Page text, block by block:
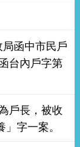
函中市民戶
台內戶字第
戶長，被收
字一案。